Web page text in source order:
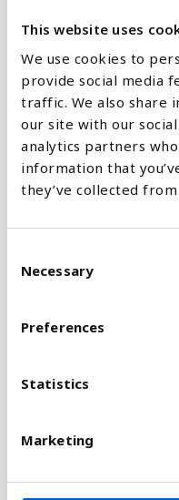
This website uses
We use cookies to
provide social media
traffic. We also share
our site with our
analytics partners
information that
they’ve collected
Necessary
Preferences
Statistics
Marketing
Förklaring
En stat betecknas
Indexet över
stat kan uppnå
fler poäng desto mer
statens erbjudande av
ekonomisk utveckling,
flyktingar och